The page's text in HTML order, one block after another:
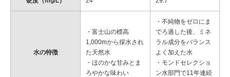
水の特徴
・富士山の標高
1,000mから採水され
た天然水
・ほのかな甘みとま
ろやかな味わい
・不純物をゼロにま
でろ過した後、ミネ
ラル成分をバランス
よく加えた水
・モンドセレクショ
ン水部門で11年連続